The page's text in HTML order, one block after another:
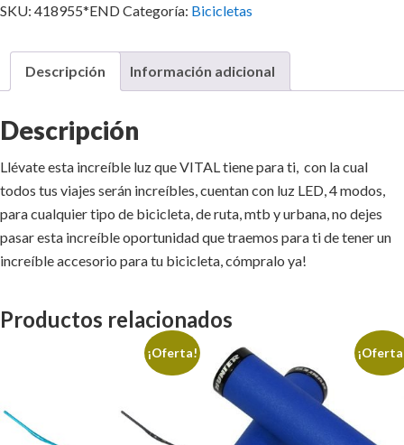
SKU: 418955*ENDCategoría: Bicicletas
Descripción Información adicional
Descripción
Llévate esta increíble luz que VITAL tiene para ti, con la cual
todos tus viajes serán increíbles, cuentan con luz LED, 4 modos,
para cualquier tipo de bicicleta, de ruta, mtb y urbana, no dejes
pasar esta increíble oportunidad que traemos para ti de tener un
increíble accesorio para tu bicicleta, cómpralo ya!
Productos relacionados
¡Oferta!